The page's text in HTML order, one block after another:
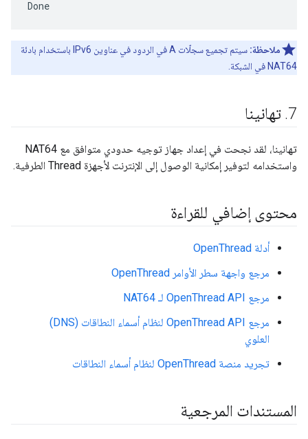
ملاحظة:
سيتم تجميع سجلّات A في الردود في عناوين IPv6 باستخدام بادئة
NAT64 في الشبكة.
7
. تهانينا
تهانينا، لقد نجحت في إعداد جهاز توجيه حدودي متوافق مع NAT64
واستخدامه لتوفير إمكانية الوصول إلى الإنترنت لأجهزة Thread الطرفية.
محتوى إضافي للقراءة
أدلة OpenThread
مرجع واجهة سطر الأوامر OpenThread
مرجع OpenThread API لـ NAT64
مرجع OpenThread API لنظام أسماء النطاقات (DNS)
العلوي
تجريد منصة OpenThread لنظام أسماء النطاقات
المستندات المرجعية